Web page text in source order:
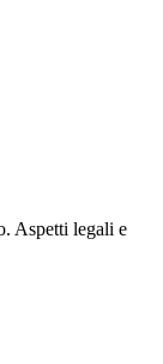
Aspetti legali e